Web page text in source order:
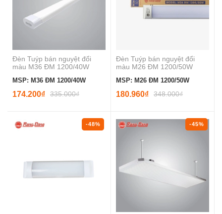
Đèn Tuýp bán nguyệt đổi
màu M36 ĐM 1200/40W
MSP: M36 ĐM 1200/40W
174.200₫ 335.000₫
Đèn Tuýp bán nguyệt đổi
màu M26 ĐM 1200/50W
MSP: M26 ĐM 1200/50W
180.960₫ 348.000₫
-48% -45%